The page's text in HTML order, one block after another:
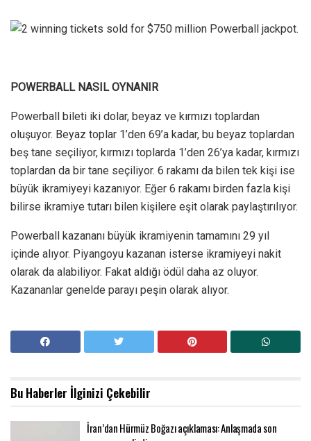
POWERBALL NASIL OYNANIR
Powerball bileti iki dolar, beyaz ve kırmızı toplardan
oluşuyor. Beyaz toplar 1’den 69’a kadar, bu beyaz toplardan
beş tane seçiliyor, kırmızı toplarda 1’den 26’ya kadar, kırmızı
toplardan da bir tane seçiliyor. 6 rakamı da bilen tek kişi ise
büyük ikramiyeyi kazanıyor. Eğer 6 rakamı birden fazla kişi
bilirse ikramiye tutarı bilen kişilere eşit olarak paylaştırılıyor.
Powerball kazananı büyük ikramiyenin tamamını 29 yıl
içinde alıyor. Piyangoyu kazanan isterse ikramiyeyi nakit
olarak da alabiliyor. Fakat aldığı ödül daha az oluyor.
Kazananlar genelde parayı peşin olarak alıyor.
Bu Haberler İlginizi Çekebilir
İran’dan Hürmüz Boğazı açıklaması: Anlaşmada son